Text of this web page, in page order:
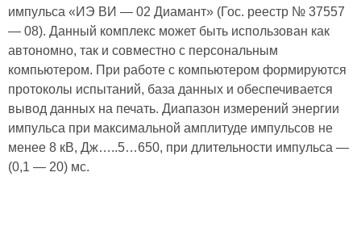
импульса «ИЭ ВИ — 02 Диамант» (Гос. реестр № 37557
— 08). Данный комплекс может быть использован как
автономно, так и совместно с персональным
компьютером. При работе с компьютером формируются
протоколы испытаний, база данных и обеспечивается
вывод данных на печать. Диапазон измерений энергии
импульса при максимальной амплитуде импульсов не
менее 8 кВ, Дж…..5…650, при длительности импульса —
(0,1 — 20) мс.